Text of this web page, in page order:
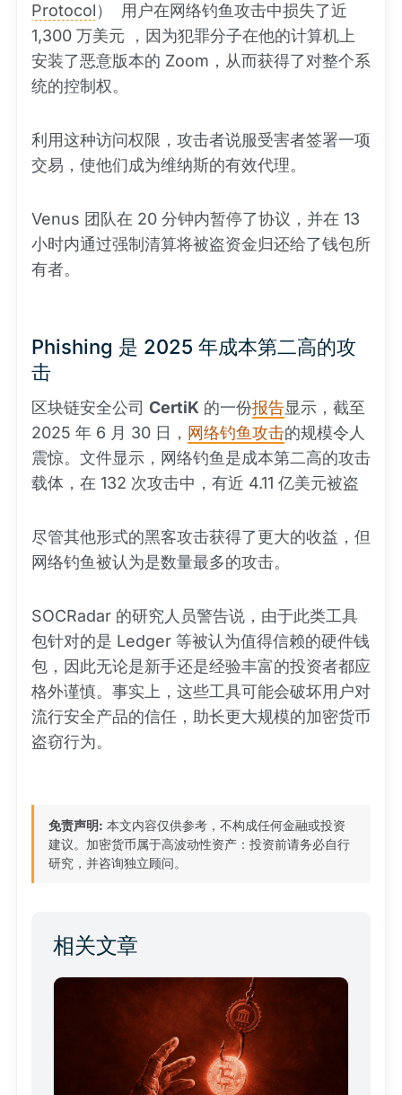
Protocol） 用户在网络钓鱼攻击中损失了近
1,300 万美元 ，因为犯罪分子在他的计算机上
安装了恶意版本的 Zoom，从而获得了对整个系
统的控制权。
利用这种访问权限，攻击者说服受害者签署一项
交易，使他们成为维纳斯的有效代理。
Venus 团队在 20 分钟内暂停了协议，并在 13
小时内通过强制清算将被盗资金归还给了钱包所
有者。
Phishing 是 2025 年成本第二高的攻
击
区块链安全公司 CertiK 的一份报告显示，截至
2025 年 6 月 30 日， 网络钓鱼攻击的规模令人
震惊。文件显示，网络钓鱼是成本第二高的攻击
载体，在 132 次攻击中，有近 4.11 亿美元被盗
尽管其他形式的黑客攻击获得了更大的收益，但
网络钓鱼被认为是数量最多的攻击。
SOCRadar 的研究人员警告说，由于此类工具
包针对的是 Ledger 等被认为值得信赖的硬件钱
包，因此无论是新手还是经验丰富的投资者都应
格外谨慎。事实上，这些工具可能会破坏用户对
流行安全产品的信任，助长更大规模的加密货币
盗窃行为。
免责声明: 本文内容仅供参考，不构成任何金融或投资
建议。加密货币属于高波动性资产：投资前请务必自行
研究，并咨询独立顾问。
相关文章